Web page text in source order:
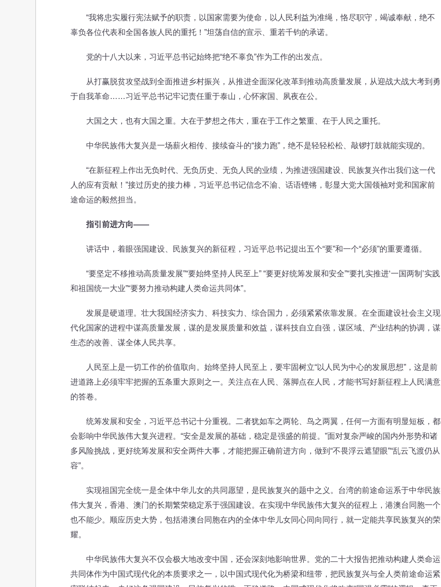
“我将忠实履行宪法赋予的职责，以国家需要为使命，以人民利益为准绳，恪尽职守，竭诚奉献，绝不
辜负各位代表和全国各族人民的重托！”坦荡自信的宣示、重若千钧的承诺。
党的十八大以来，习近平总书记始终把“绝不辜负”作为工作的出发点。
从打赢脱贫攻坚战到全面推进乡村振兴，从推进全面深化改革到推动高质量发展，从迎战大战大考到勇
于自我革命……习近平总书记牢记责任重于泰山，心怀家国、夙夜在公。
大国之大，也有大国之重。大在于梦想之伟大，重在于工作之繁重、在于人民之重托。
中华民族伟大复兴是一场薪火相传、接续奋斗的“接力跑”，绝不是轻轻松松、敲锣打鼓就能实现的。
“在新征程上作出无负时代、无负历史、无负人民的业绩，为推进强国建设、民族复兴作出我们这一代
人的应有贡献！”接过历史的接力棒，习近平总书记信念不渝、话语铿锵，彰显大党大国领袖对党和国家前
途命运的毅然担当。
指引前进方向——
讲话中，着眼强国建设、民族复兴的新征程，习近平总书记提出五个“要”和一个“必须”的重要遵循。
“要坚定不移推动高质量发展”“要始终坚持人民至上” “要更好统筹发展和安全”“要扎实推进‘一国两制’实践
和祖国统一大业”“要努力推动构建人类命运共同体”。
发展是硬道理。壮大我国经济实力、科技实力、综合国力，必须紧紧依靠发展。在全面建设社会主义现
代化国家的进程中谋高质量发展，谋的是发展质量和效益，谋科技自立自强，谋区域、产业结构的协调，谋
生态的改善、谋全体人民共享。
人民至上是一切工作的价值取向。始终坚持人民至上，要牢固树立“以人民为中心的发展思想”，这是前
进道路上必须牢牢把握的五条重大原则之一。关注点在人民、落脚点在人民，才能书写好新征程上人民满意
的答卷。
统筹发展和安全，习近平总书记十分重视。二者犹如车之两轮、鸟之两翼，任何一方面有明显短板，都
会影响中华民族伟大复兴进程。“安全是发展的基础，稳定是强盛的前提。”面对复杂严峻的国内外形势和诸
多风险挑战，更好统筹发展和安全两件大事，才能把握正确前进方向，做到“不畏浮云遮望眼”“乱云飞渡仍从
容”。
实现祖国完全统一是全体中华儿女的共同愿望，是民族复兴的题中之义。台湾的前途命运系于中华民族
伟大复兴，香港、澳门的长期繁荣稳定系于强国建设。在实现中华民族伟大复兴的征程上，港澳台同胞一个
也不能少。顺应历史大势，包括港澳台同胞在内的全体中华儿女同心同向同行，就一定能共享民族复兴的荣
耀。
中华民族伟大复兴不仅会极大地改变中国，还会深刻地影响世界。党的二十大报告把推动构建人类命运
共同体作为中国式现代化的本质要求之一，以中国式现代化为桥梁和纽带，把民族复兴与全人类前途命运紧